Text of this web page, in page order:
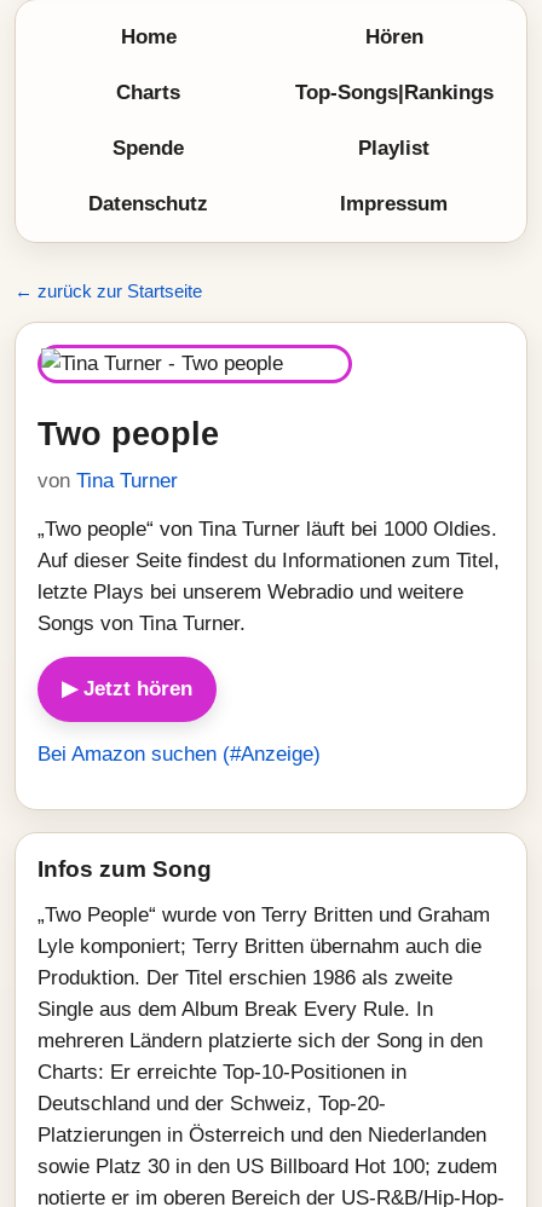
Home Hören
Charts Top-Songs|Rankings
Spende Playlist
Datenschutz Impressum
← zurück zur Startseite
Two people
von Tina Turner
„Two people“ von Tina Turner läuft bei 1000 Oldies.
Auf dieser Seite findest du Informationen zum Titel,
letzte Plays bei unserem Webradio und weitere
Songs von Tina Turner.
▶ Jetzt hören
Bei Amazon suchen (#Anzeige)
Infos zum Song
„Two People“ wurde von Terry Britten und Graham
Lyle komponiert; Terry Britten übernahm auch die
Produktion. Der Titel erschien 1986 als zweite
Single aus dem Album Break Every Rule. In
mehreren Ländern platzierte sich der Song in den
Charts: Er erreichte Top-10-Positionen in
Deutschland und der Schweiz, Top-20-
Platzierungen in Österreich und den Niederlanden
sowie Platz 30 in den US Billboard Hot 100; zudem
notierte er im oberen Bereich der US-R&B/Hip-Hop-